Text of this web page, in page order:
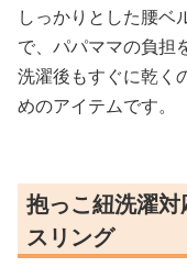
しっかりとした腰ベ
で、パパママの負担
洗濯後もすぐに乾く
めのアイテムです。
抱っこ紐洗濯
スリング